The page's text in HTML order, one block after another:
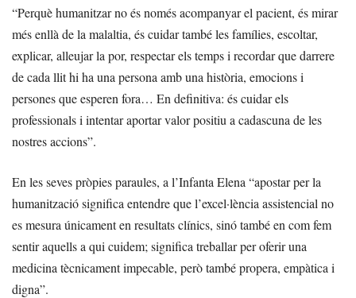
“Perquè humanitzar no és només acompanyar el pacient, és mirar
més enllà de la malaltia, és cuidar també les famílies, escoltar,
explicar, alleujar la por, respectar els temps i recordar que darrere
de cada llit hi ha una persona amb una història, emocions i
persones que esperen fora… En definitiva: és cuidar els
professionals i intentar aportar valor positiu a cadascuna de les
nostres accions”.
En les seves pròpies paraules, a l’Infanta Elena “apostar per la
humanització significa entendre que l’excel·lència assistencial no
es mesura únicament en resultats clínics, sinó també en com fem
sentir aquells a qui cuidem; significa treballar per oferir una
medicina tècnicament impecable, però també propera, empàtica i
digna”.